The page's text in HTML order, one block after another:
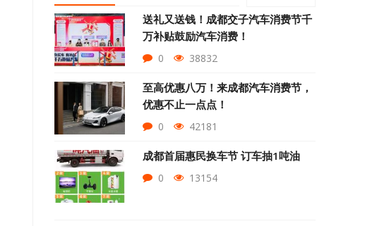
送礼又送钱！成都交子汽车消费节千
万补贴鼓励汽车消费！
0 38832
至高优惠八万！来成都汽车消费节，
优惠不止一点点！
0 42181
成都首届惠民换车节 订车抽1吨油
0 13154